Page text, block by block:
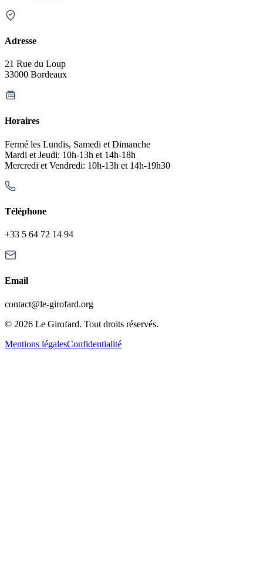
Adresse
21 Rue du Loup
33000 Bordeaux
Horaires
Fermé les Lundis, Samedi et Dimanche
Mardi et Jeudi: 10h-13h et 14h-18h
Mercredi et Vendredi: 10h-13h et 14h-19h30
Téléphone
+33 5 64 72 14 94
Email
contact@le-girofard.org
© 2026 Le Girofard. Tout droits réservés.
Mentions légalesConfidentialité